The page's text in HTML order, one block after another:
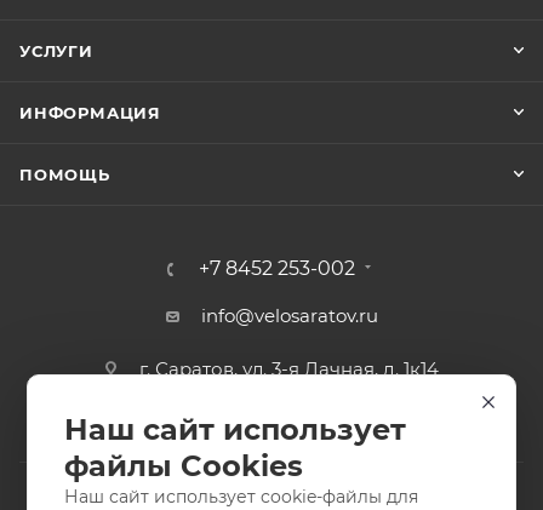
УСЛУГИ
ИНФОРМАЦИЯ
ПОМОЩЬ
+7 8452 253-002
info@velosaratov.ru
г. Саратов, ул. 3-я Дачная, д. 1к14
Наш сайт использует
файлы Cookies
Наш сайт использует cookie-файлы для